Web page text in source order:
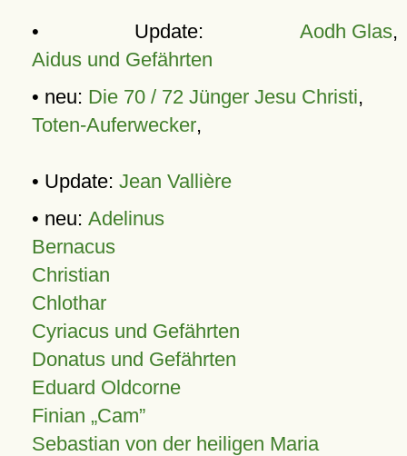
• Update: Aodh Glas,
Aidus und Gefährten
• neu: Die 70 / 72 Jünger Jesu Christi,
Toten-Auferwecker,
• Update: Jean Vallière
• neu: Adelinus
Bernacus
Christian
Chlothar
Cyriacus und Gefährten
Donatus und Gefährten
Eduard Oldcorne
Finian Cam
Sebastian von der heiligen Maria